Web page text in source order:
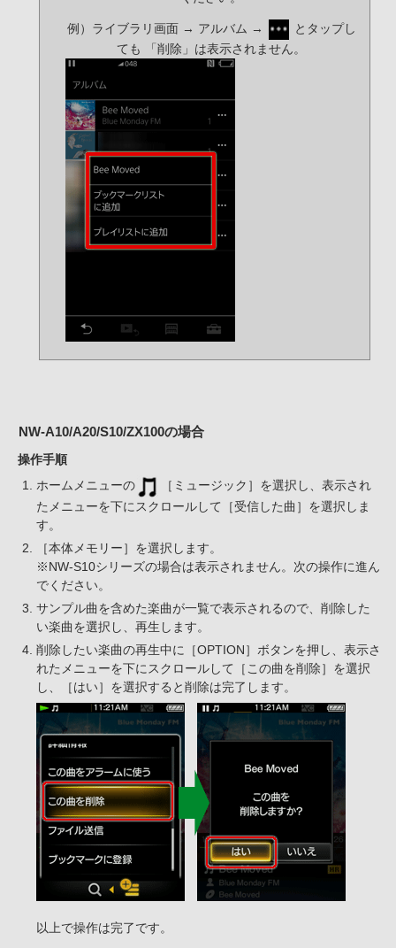
例）ライブラリ画面 → アルバム →
とタップし
ても 「削除」は表示されません。
NW-A10/A20/S10/ZX100の場合
操作手順
ホームメニューの
［ミュージック］を選択し、表示され
たメニューを下にスクロールして［受信した曲］を選択しま
す。
［本体メモリー］を選択します。
※NW-S10シリーズの場合は表示されません。次の操作に進ん
でください。
サンプル曲を含めた楽曲が一覧で表示されるので、削除した
い楽曲を選択し、再生します。
削除したい楽曲の再生中に［OPTION］ボタンを押し、表示さ
れたメニューを下にスクロールして［この曲を削除］を選択
し、［はい］を選択すると削除は完了します。
以上で操作は完了です。